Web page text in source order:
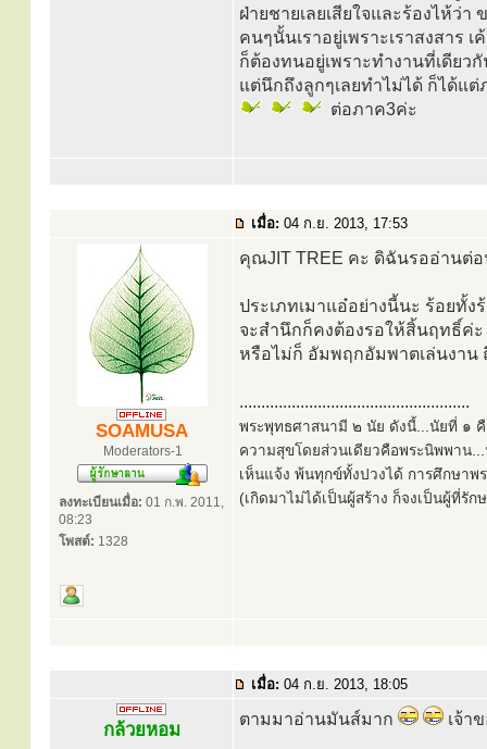
ฝ่ายชายเลยเสียใจและร้องไห้ว่
คนๆนั้นเราอยู่เพราะเราสงสาร
ก็ต้องทนอยู่เพราะทำงานที่เดียว
แต่นึกถึงลูกๆเลยทำไม่ได้ ก็ได้แต่
ต่อภาค3ค่ะ
เมื่อ: 04 ก.ย. 2013, 17:53
SOAMUSA
Moderators-1
ลงทะเบียนเมื่อ: 01 ก.พ. 2011,
08:23
โพสต์: 1328
คุณJIT TREE คะ ดิฉันรออ่านต่
ประเภทเมาแอ๋อย่างนี้นะ ร้อยทั้ง
จะสำนึกก็คงต้องรอให้สิ้นฤทธิ์ค่ะ
หรือไม่ก็ อัมพฤกอัมพาตเล่นงาน
.....................................................
พระพุทธศาสนามี ๒ นัย ดังนี้...นัยที่ ๑ คื
ความสุขโดยส่วนเดียวคือพระนิพพาน
เห็นแจ้ง พ้นทุกข์ทั้งปวงได้ การศึกษาพ
(เกิดมาไม่ได้เป็นผู้สร้าง ก็จงเป็นผู้ที่รั
เมื่อ: 04 ก.ย. 2013, 18:05
กล้วยหอม
ตามมาอ่านมันส์มาก เจ้า